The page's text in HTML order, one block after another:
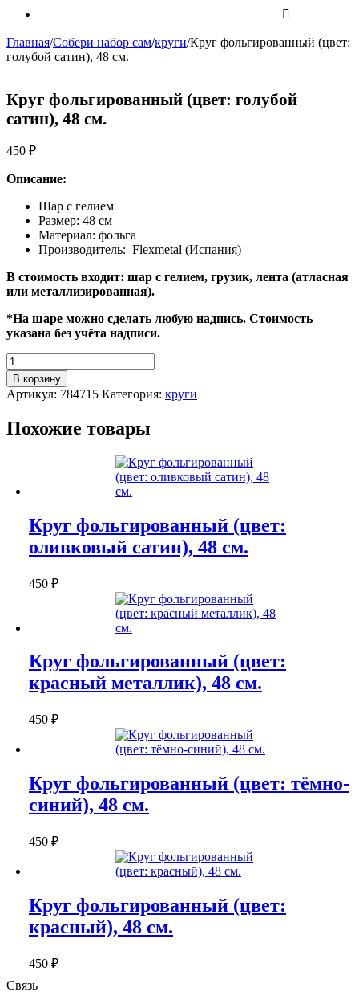
Главная/Собери набор сам/круги/Круг фольгированный (цвет:
голубой сатин), 48 см.
Круг фольгированный (цвет: голубой
сатин), 48 см.
450 ₽
Описание:
Шар с гелием
Размер: 48 см
Материал: фольга
Производитель: Flexmetal (Испания)
В стоимость входит: шар с гелием, грузик, лента (атласная
или металлизированная).
*На шаре можно сделать любую надпись. Стоимость
указана без учёта надписи.
Количество
Круг
фольгированный
(цвет:
сатин),
В корзину
Артикул: 784715 Категория: круги
Похожие товары
Круг фольгированный (цвет:
оливковый сатин), 48 см.
450 ₽
Круг фольгированный (цвет:
красный металлик), 48 см.
450 ₽
Круг фольгированный (цвет: тёмно-
синий), 48 см.
450 ₽
Круг фольгированный (цвет:
красный), 48 см.
450 ₽
Связь